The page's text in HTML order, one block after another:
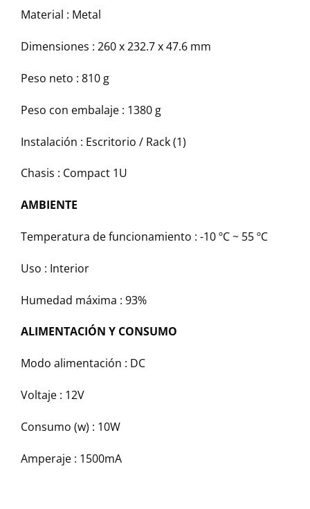
Material : Metal
Dimensiones : 260 x 232.7 x 47.6 mm
Peso neto : 810 g
Peso con embalaje : 1380 g
Instalación : Escritorio / Rack (1)
Chasis : Compact 1U
AMBIENTE
Temperatura de funcionamiento : -10 ºC ~ 55 ºC
Uso : Interior
Humedad máxima : 93%
ALIMENTACIÓN Y CONSUMO
Modo alimentación : DC
Voltaje : 12V
Consumo (w) : 10W
Amperaje : 1500mA